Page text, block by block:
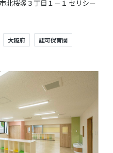
北桜塚３丁目１－１ セリシー
大阪府 認可保育園